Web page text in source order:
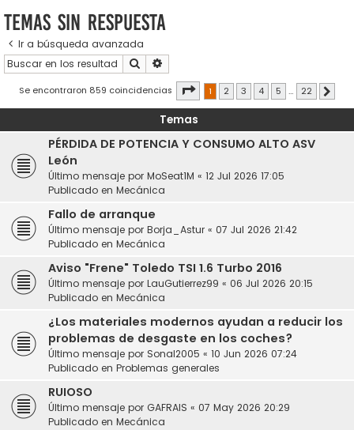
Temas sin respuesta
Ir a búsqueda avanzada
Buscar
Se encontraron 859 coincidencias Página de 22
1 2 3 4 5 … 22
Temas
PÉRDIDA DE POTENCIA Y CONSUMO ALTO ASV
León
Último mensaje por MoSeat1M « 12 Jul 2026 17:05
Publicado en Mecánica
Fallo de arranque
Último mensaje por Borja_Astur « 07 Jul 2026 21:42
Publicado en Mecánica
Aviso "Frene" Toledo TSI 1.6 Turbo 2016
Último mensaje por LauGutierrez99 « 06 Jul 2026 20:15
Publicado en Mecánica
¿Los materiales modernos ayudan a reducir los
problemas de desgaste en los coches?
Último mensaje por Sonal2005 « 10 Jun 2026 07:24
Publicado en Problemas generales
RUIOSO
Último mensaje por GAFRAIS « 07 May 2026 20:29
Publicado en Mecánica